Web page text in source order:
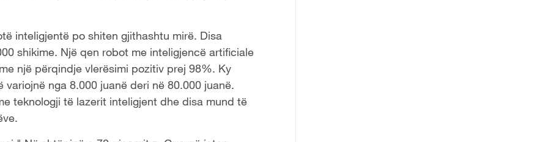
inteligjentë po shiten gjithashtu mirë. Disa
shikime. Një qen robot me inteligjencë artificiale
një përqindje vlerësimi pozitiv prej 98%. Ky
nga 8.000 juanë deri në 80.000 juanë.
teknologji të lazerit inteligjent dhe disa mund të